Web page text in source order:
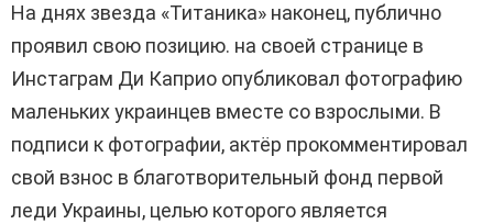
На днях звезда «Титаника» наконец, публично
проявил свою позицию. на своей странице в
Инстаграм Ди Каприо опубликовал фотографию
маленьких украинцев вместе со взрослыми. В
подписи к фотографии, актёр прокомментировал
свой взнос в благотворительный фонд первой
леди Украины, целью которого является